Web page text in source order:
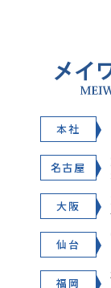
本社
名古屋
大阪
仙台
福岡